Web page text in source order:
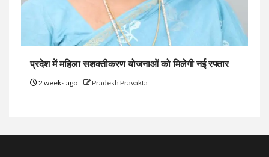
प्रदेश में महिला सशक्तीकरण योजनाओं को मिलेगी नई रफ्तार
2 weeks ago Pradesh Pravakta